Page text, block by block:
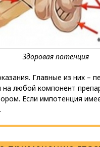
Главные из них –
на любой компонент
Если импотенция